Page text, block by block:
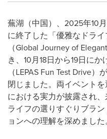
蕪湖（中国）、 2025年10月
に終了した「優雅なドラ
（Global Journey of
き、 10月18日から19日にか
（LEPAS Fun Test Drive）
閉じました。両イベントを
における実力が披露され
ライフの選りすぐりブラ
ョンへの理解を深めました。